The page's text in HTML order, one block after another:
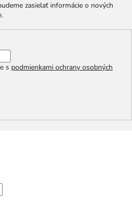
zasielať informácie o nových
s podmienkami ochrany osobných